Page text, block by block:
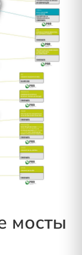
мосты